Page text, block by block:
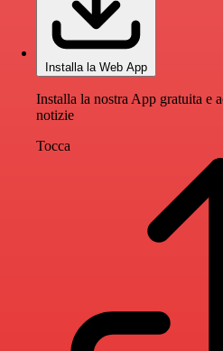
Installa la Web App
Installa la nostra App gratuita e
notizie
Tocca